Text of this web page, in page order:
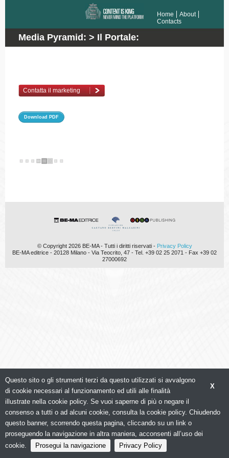
Home
About
Contacts
Media Pyramid: > Il Portale:
Contatta il marketing
Download PDF
© Copyright 2026 BE-MA - Tutti i diritti riservati - Privacy Policy
BE-MA editrice - 20128 Milano - Via Teocrito, 47 - Tel. +39 02 25 2071 - Fax +39 02
27000692
X
Questo sito o gli strumenti terzi da questo utilizzati si avvalgono
di cookie necessari al funzionamento ed utili alle finalità
illustrate nella cookie policy. Se vuoi saperne di più o negare il
consenso a tutti o ad alcuni cookie, consulta la cookie policy. Chiudendo
questo banner, scorrendo questa pagina, cliccando su un link o
proseguendo la navigazione in altra maniera, acconsenti all’uso dei
cookie.
Prosegui la navigazione Privacy Policy